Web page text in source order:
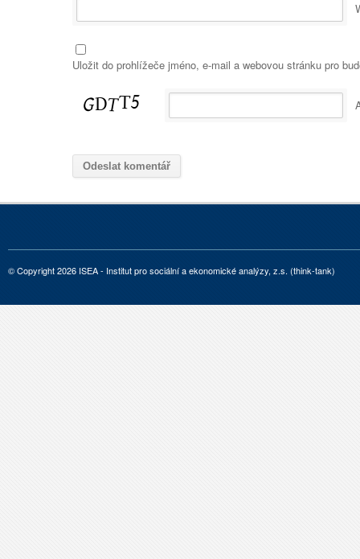
Uložit do prohlížeče jméno, e-mail a webovou stránku pro
© Copyright 2026 ISEA - Institut pro sociální a ekonomické analýzy, z.s. (think-tank)